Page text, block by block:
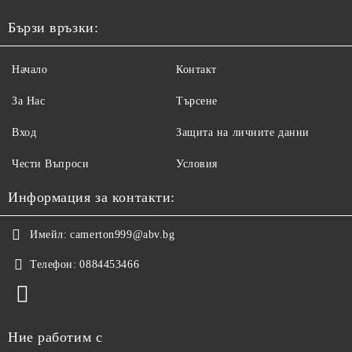
Бързи връзки:
Начало
За Нас
Вход
Чести Въпроси
Контакт
Търсене
Защита на личните данни
Условия
Информация за контакти:
Имейл: camerton999@abv.bg
Телефон: 0884453466
Ние работим с